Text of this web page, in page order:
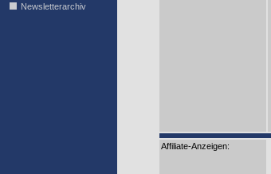
Newsletterarchiv
Affiliate-Anzeigen: